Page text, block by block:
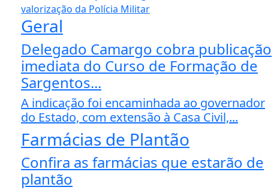
Geral
Delegado Camargo cobra publicação
imediata do Curso de Formação de
Sargentos...
A indicação foi encaminhada ao governador
do Estado, com extensão à Casa Civil,...
Farmácias de Plantão
Confira as farmácias que estarão de
plantão